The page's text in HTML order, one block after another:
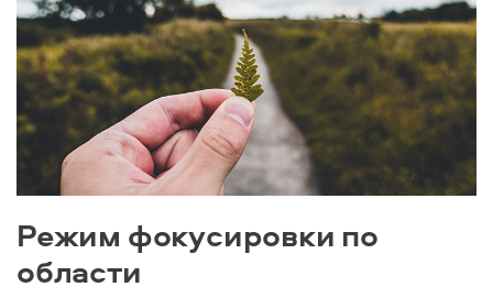
Режим фокусировки по
области